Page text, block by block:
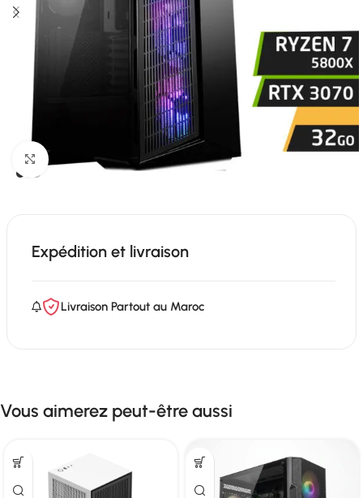
Click to enlarge
Expédition et livraison
Livraison Partout au Maroc
Vous aimerez peut-être aussi